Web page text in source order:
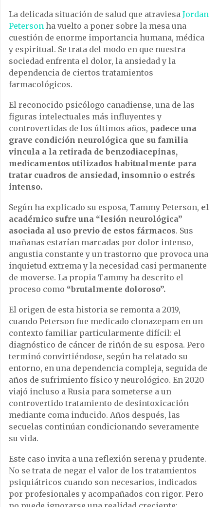
La delicada situación de salud que atraviesa Jordan
Peterson ha vuelto a poner sobre la mesa una
cuestión de enorme importancia humana, médica
y espiritual. Se trata del modo en que nuestra
sociedad enfrenta el dolor, la ansiedad y la
dependencia de ciertos tratamientos
farmacológicos.
El reconocido psicólogo canadiense, una de las
figuras intelectuales más influyentes y
controvertidas de los últimos años, padece una
grave condición neurológica que su familia
vincula a la retirada de benzodiacepinas,
medicamentos utilizados habitualmente para
tratar cuadros de ansiedad, insomnio o estrés
intenso.
Según ha explicado su esposa, Tammy Peterson, el
académico sufre una “lesión neurológica”
asociada al uso previo de estos fármacos. Sus
mañanas estarían marcadas por dolor intenso,
angustia constante y un trastorno que provoca una
inquietud extrema y la necesidad casi permanente
de moverse. La propia Tammy ha descrito el
proceso como “brutalmente doloroso”.
El origen de esta historia se remonta a 2019,
cuando Peterson fue medicado clonazepam en un
contexto familiar particularmente difícil: el
diagnóstico de cáncer de riñón de su esposa. Pero
terminó convirtiéndose, según ha relatado su
entorno, en una dependencia compleja, seguida de
años de sufrimiento físico y neurológico. En 2020
viajó incluso a Rusia para someterse a un
controvertido tratamiento de desintoxicación
mediante coma inducido. Años después, las
secuelas continúan condicionando severamente
su vida.
Este caso invita a una reflexión serena y prudente.
No se trata de negar el valor de los tratamientos
psiquiátricos cuando son necesarios, indicados
por profesionales y acompañados con rigor. Pero